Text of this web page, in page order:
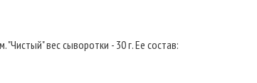
вес сыворотки - 30 г. Ее состав: